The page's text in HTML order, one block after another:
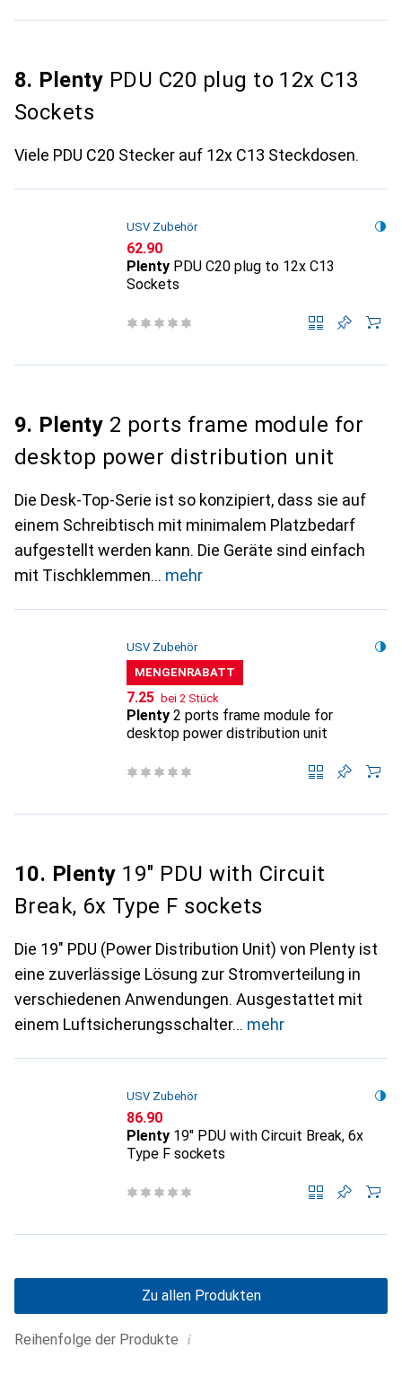
8. Plenty PDU C20 plug to 12x C13
Sockets
Viele PDU C20 Stecker auf 12x C13 Steckdosen.
USV Zubehör
CHF
62.90
Plenty PDU C20 plug to 12x C13
Sockets
9. Plenty 2 ports frame module for
desktop power distribution unit
Die Desk-Top-Serie ist so konzipiert, dass sie auf
einem Schreibtisch mit minimalem Platzbedarf
aufgestellt werden kann. Die Geräte sind einfach
mit Tischklemmen
mehr
USV Zubehör
MENGENRABATT
CHF
7.25 bei 2 Stück
Plenty 2 ports frame module for
desktop power distribution unit
10. Plenty 19" PDU with Circuit
Break, 6x Type F sockets
Die 19" PDU (Power Distribution Unit) von Plenty ist
eine zuverlässige Lösung zur Stromverteilung in
verschiedenen Anwendungen. Ausgestattet mit
einem Luftsicherungsschalter
mehr
USV Zubehör
CHF
86.90
Plenty 19" PDU with Circuit Break, 6x
Type F sockets
Reihenfolge der Produkte i
Zu allen Produkten